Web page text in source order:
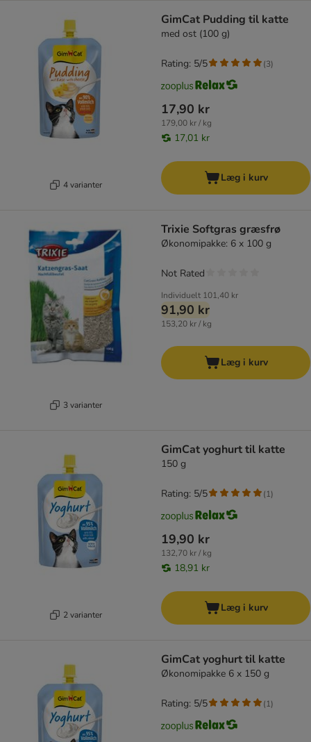
4 varianter
GimCat Pudding til katte
med ost (100 g)
17,90 kr
179,00 kr / kg
17,01 kr
Rating: 5/5 (3)
Læg i kurv
3 varianter
Trixie Softgras græsfrø
Økonomipakke: 6 x 100 g
Individuelt 101,40 kr
91,90 kr
153,20 kr / kg
Not Rated
Læg i kurv
2 varianter
GimCat yoghurt til katte
150 g
19,90 kr
132,70 kr / kg
18,91 kr
Rating: 5/5 (1)
Læg i kurv
GimCat yoghurt til katte
Økonomipakke 6 x 150 g
Rating: 5/5 (1)